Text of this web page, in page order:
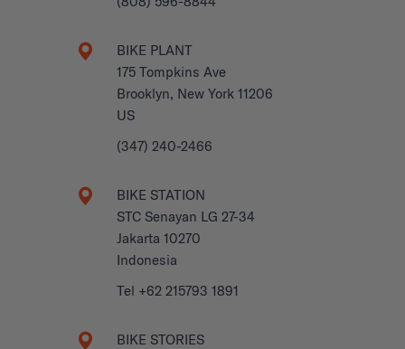
BIKE PLANT
175 Tompkins Ave
Brooklyn, New York 11206
US
(347) 240-2466
BIKE STATION
STC Senayan LG 27-34
Jakarta 10270
Indonesia
Tel +62 215793 1891
BIKE STORIES